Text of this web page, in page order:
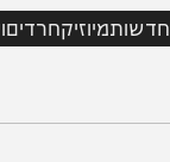
מיוזיקחרדיםוידאו